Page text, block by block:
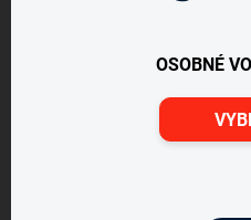
OSOBNÉ